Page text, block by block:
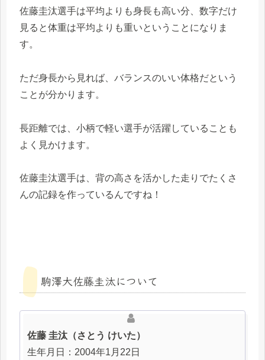
佐藤圭汰選手は平均よりも身長も高い分、数字だけ
見ると体重は平均よりも重いということになりま
す。
ただ身長から見れば、バランスのいい体格だという
ことが分かります。
長距離では、小柄で軽い選手が活躍していることも
よく見かけます。
佐藤圭汰選手は、背の高さを活かした走りでたくさ
んの記録を作っているんですね！
駒澤大佐藤圭汰について
佐藤 圭汰（さとう けいた）
生年月日：2004年1月22日